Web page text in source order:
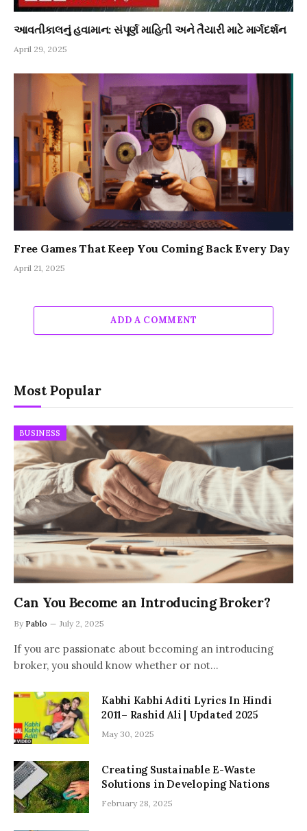
આવતીકાલનું હવામાન: સંપૂર્ણ માહિતી અને તૈયારી માટે માર્ગદર્શન
April 29, 2025
Free Games That Keep You Coming Back Every Day
April 21, 2025
ADD A COMMENT
Most Popular
BUSINESS
Can You Become an Introducing Broker?
By Pablo July 2, 2025
If you are passionate about becoming an introducing
broker, you should know whether or not…
Kabhi Kabhi Aditi Lyrics In Hindi
2011– Rashid Ali | Updated 2025
May 30, 2025
Creating Sustainable E-Waste
Solutions in Developing Nations
February 28, 2025